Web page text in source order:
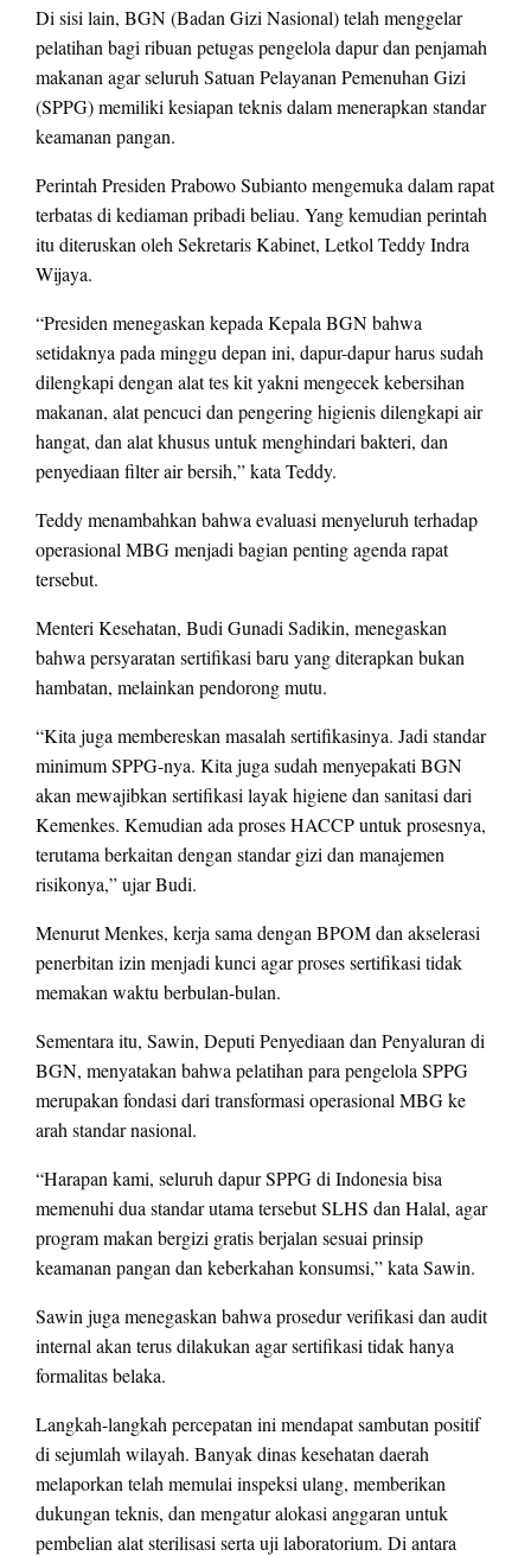
Di sisi lain, BGN (Badan Gizi Nasional) telah menggelar
pelatihan bagi ribuan petugas pengelola dapur dan penjamah
makanan agar seluruh Satuan Pelayanan Pemenuhan Gizi
(SPPG) memiliki kesiapan teknis dalam menerapkan standar
keamanan pangan.
Perintah Presiden Prabowo Subianto mengemuka dalam rapat
terbatas di kediaman pribadi beliau. Yang kemudian perintah
itu diteruskan oleh Sekretaris Kabinet, Letkol Teddy Indra
Wijaya.
“Presiden menegaskan kepada Kepala BGN bahwa
setidaknya pada minggu depan ini, dapur-dapur harus sudah
dilengkapi dengan alat tes kit yakni mengecek kebersihan
makanan, alat pencuci dan pengering higienis dilengkapi air
hangat, dan alat khusus untuk menghindari bakteri, dan
penyediaan filter air bersih,” kata Teddy.
Teddy menambahkan bahwa evaluasi menyeluruh terhadap
operasional MBG menjadi bagian penting agenda rapat
tersebut.
Menteri Kesehatan, Budi Gunadi Sadikin, menegaskan
bahwa persyaratan sertifikasi baru yang diterapkan bukan
hambatan, melainkan pendorong mutu.
“Kita juga membereskan masalah sertifikasinya. Jadi standar
minimum SPPG-nya. Kita juga sudah menyepakati BGN
akan mewajibkan sertifikasi layak higiene dan sanitasi dari
Kemenkes. Kemudian ada proses HACCP untuk prosesnya,
terutama berkaitan dengan standar gizi dan manajemen
risikonya,” ujar Budi.
Menurut Menkes, kerja sama dengan BPOM dan akselerasi
penerbitan izin menjadi kunci agar proses sertifikasi tidak
memakan waktu berbulan-bulan.
Sementara itu, Sawin, Deputi Penyediaan dan Penyaluran di
BGN, menyatakan bahwa pelatihan para pengelola SPPG
merupakan fondasi dari transformasi operasional MBG ke
arah standar nasional.
“Harapan kami, seluruh dapur SPPG di Indonesia bisa
memenuhi dua standar utama tersebut SLHS dan Halal, agar
program makan bergizi gratis berjalan sesuai prinsip
keamanan pangan dan keberkahan konsumsi,” kata Sawin.
Sawin juga menegaskan bahwa prosedur verifikasi dan audit
internal akan terus dilakukan agar sertifikasi tidak hanya
formalitas belaka.
Langkah-langkah percepatan ini mendapat sambutan positif
di sejumlah wilayah. Banyak dinas kesehatan daerah
melaporkan telah memulai inspeksi ulang, memberikan
dukungan teknis, dan mengatur alokasi anggaran untuk
pembelian alat sterilisasi serta uji laboratorium. Di antara